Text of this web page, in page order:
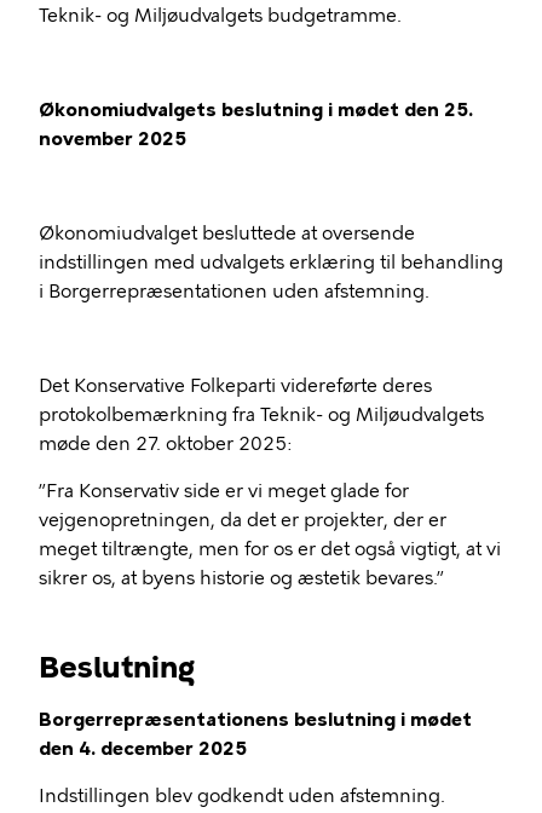
Teknik- og Miljøudvalgets budgetramme.
Økonomiudvalgets beslutning i mødet den 25.
november 2025
Økonomiudvalget besluttede at oversende
indstillingen med udvalgets erklæring til behandling
i Borgerrepræsentationen uden afstemning.
Det Konservative Folkeparti videreførte deres
protokolbemærkning fra Teknik- og Miljøudvalgets
møde den 27. oktober 2025:
”Fra Konservativ side er vi meget glade for
vejgenopretningen, da det er projekter, der er
meget tiltrængte, men for os er det også vigtigt, at vi
sikrer os, at byens historie og æstetik bevares.”
Beslutning
Borgerrepræsentationens beslutning i mødet
den 4. december 2025
Indstillingen blev godkendt uden afstemning.